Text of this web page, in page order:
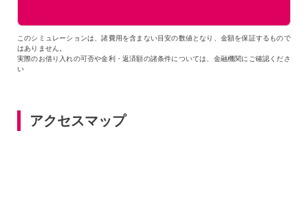
このシミュレーションは、諸費用を含まない目安の数値となり、金額を保証するもので
はありません。
実際のお借り入れの可否や金利・返済額の諸条件については、金融機関にご確認くださ
い
アクセスマップ